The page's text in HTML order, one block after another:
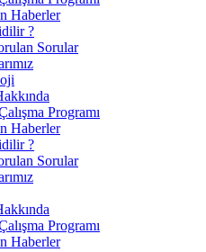
Haberler
?
Sorular
Programı
Haberler
?
Sorular
Programı
Haberler